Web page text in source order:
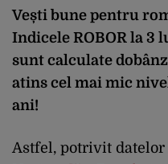
Vești bune pentru
Indicele ROBOR la 3
sunt calculate
atins cel mai mic
ani!
Astfel, potrivit datelor